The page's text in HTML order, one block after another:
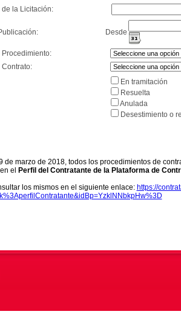
de la Licitación:
Desde
Procedimiento:
En tramitación
Resuelta
Anulada
Desestimiento o
de marzo de 2018, todos los procedimientos de
el
Perfil del Contratante de la Plataforma de
los mismos en el siguiente enlace: https://